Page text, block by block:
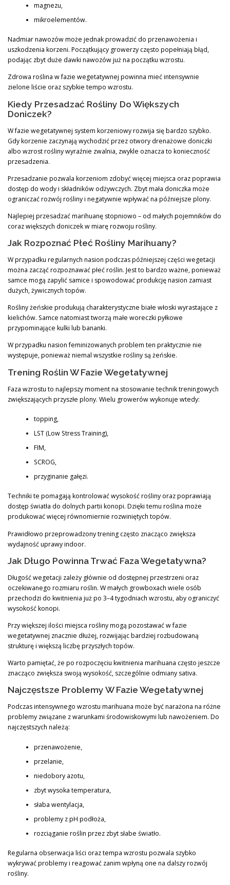
magnezu,
mikroelementów.
Nadmiar nawozów może jednak prowadzić do przenawożenia i
uszkodzenia korzeni. Początkujący growerzy często popełniają błąd,
podając zbyt duże dawki nawozów już na początku wzrostu.
Zdrowa roślina w fazie wegetatywnej powinna mieć intensywnie
zielone liście oraz szybkie tempo wzrostu.
Kiedy Przesadzać Rośliny Do Większych
Doniczek?
W fazie wegetatywnej system korzeniowy rozwija się bardzo szybko.
Gdy korzenie zaczynają wychodzić przez otwory drenażowe doniczki
albo wzrost rośliny wyraźnie zwalnia, zwykle oznacza to konieczność
przesadzenia.
Przesadzanie pozwala korzeniom zdobyć więcej miejsca oraz poprawia
dostęp do wody i składników odżywczych. Zbyt mała doniczka może
ograniczać rozwój rośliny i negatywnie wpływać na późniejsze plony.
Najlepiej przesadzać marihuanę stopniowo – od małych pojemników do
coraz większych doniczek w miarę rozwoju rośliny.
Jak Rozpoznać Płeć Rośliny Marihuany?
W przypadku regularnych nasion podczas późniejszej części wegetacji
można zacząć rozpoznawać płeć roślin. Jest to bardzo ważne, ponieważ
samce mogą zapylić samice i spowodować produkcję nasion zamiast
dużych, żywicznych topów.
Rośliny żeńskie produkują charakterystyczne białe włoski wyrastające z
kielichów. Samce natomiast tworzą małe woreczki pyłkowe
przypominające kulki lub bananki.
W przypadku nasion feminizowanych problem ten praktycznie nie
występuje, ponieważ niemal wszystkie rośliny są żeńskie.
Trening Roślin W Fazie Wegetatywnej
Faza wzrostu to najlepszy moment na stosowanie technik treningowych
zwiększających przyszłe plony. Wielu growerów wykonuje wtedy:
topping,
LST (Low Stress Training),
FIM,
SCROG,
przyginanie gałęzi.
Techniki te pomagają kontrolować wysokość rośliny oraz poprawiają
dostęp światła do dolnych partii konopi. Dzięki temu roślina może
produkować więcej równomiernie rozwiniętych topów.
Prawidłowo przeprowadzony trening często znacząco zwiększa
wydajność uprawy indoor.
Jak Długo Powinna Trwać Faza Wegetatywna?
Długość wegetacji zależy głównie od dostępnej przestrzeni oraz
oczekiwanego rozmiaru roślin. W małych growboxach wiele osób
przechodzi do kwitnienia już po 3–4 tygodniach wzrostu, aby ograniczyć
wysokość konopi.
Przy większej ilości miejsca rośliny mogą pozostawać w fazie
wegetatywnej znacznie dłużej, rozwijając bardziej rozbudowaną
strukturę i większą liczbę przyszłych topów.
Warto pamiętać, że po rozpoczęciu kwitnienia marihuana często jeszcze
znacząco zwiększa swoją wysokość, szczególnie odmiany sativa.
Najczęstsze Problemy W Fazie Wegetatywnej
Podczas intensywnego wzrostu marihuana może być narażona na różne
problemy związane z warunkami środowiskowymi lub nawożeniem. Do
najczęstszych należą:
przenawożenie,
przelanie,
niedobory azotu,
zbyt wysoka temperatura,
słaba wentylacja,
problemy z pH podłoża,
rozciąganie roślin przez zbyt słabe światło.
Regularna obserwacja liści oraz tempa wzrostu pozwala szybko
wykrywać problemy i reagować zanim wpłyną one na dalszy rozwój
rośliny.